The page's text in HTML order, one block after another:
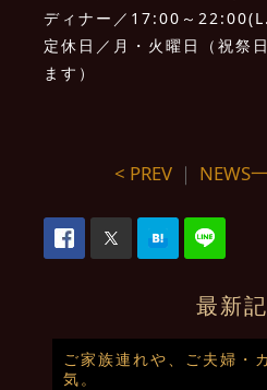
ディナー／17:00～
定休日／月・火曜日（祝祭
ます）
< PREV｜ NEWS
最新
ご家族連れや、ご夫婦・
気。